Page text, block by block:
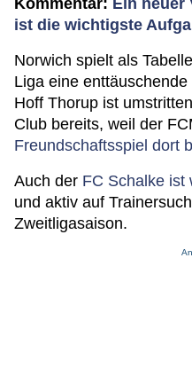
Kommentar: Ein neuer
ist die wichtigste
Norwich spielt als
Liga eine
Hoff Thorup ist
Club bereits, weil der
Freundschaftsspiel dort
Auch der FC Schalke ist
und aktiv auf
Zweitligasaison.